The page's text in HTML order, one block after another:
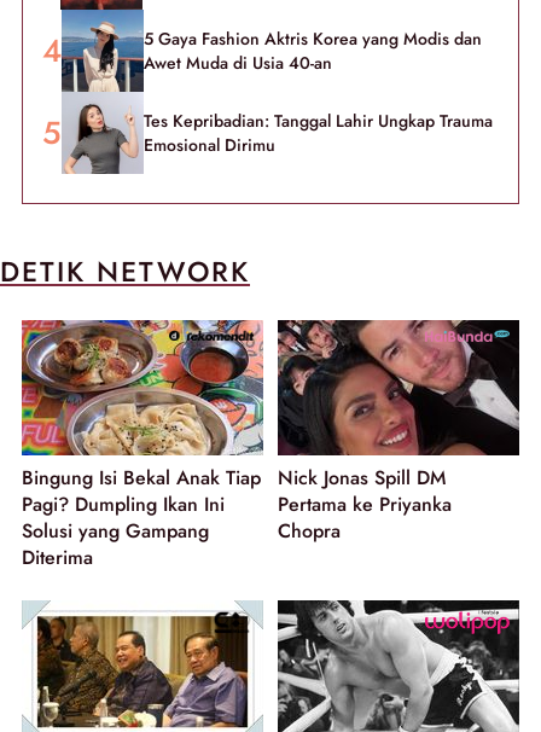
5 Gaya Fashion Aktris Korea yang Modis dan
Awet Muda di Usia 40-an
Tes Kepribadian: Tanggal Lahir Ungkap Trauma
Emosional Dirimu
DETIK NETWORK
Bingung Isi Bekal Anak Tiap
Pagi? Dumpling Ikan Ini
Solusi yang Gampang
Diterima
Nick Jonas Spill DM
Pertama ke Priyanka
Chopra